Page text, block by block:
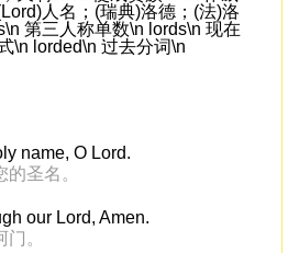
人名；(瑞典)洛德；(法)洛
第三人称单数\n lords\n 现在
\n lorded\n 过去分词\n
name, O Lord.
圣名。
our Lord, Amen.
。